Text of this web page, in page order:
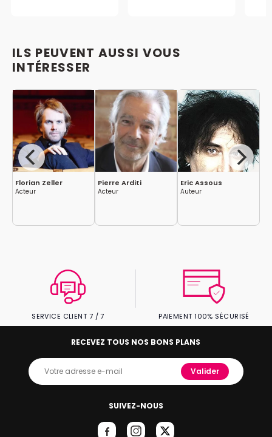
ILS PEUVENT AUSSI VOUS
INTÉRESSER
Florian Zeller
Acteur
Pierre Arditi
Acteur
Eric Assous
Auteur
SERVICE CLIENT 7 / 7 PAIEMENT 100% SÉCURISÉ
SUIVEZ-NOUS
RECEVEZ TOUS NOS BONS PLANS
Valider